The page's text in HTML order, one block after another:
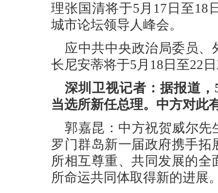
理张国清将于5月17日至18
城市论坛领导人峰会。
应中共中央政治局委员
长尼安蒂将于5月18日至22
深圳卫视记者：据报道
当选所新任总理。中方对此
郭嘉昆：中方祝贺威尔先
罗门群岛新一届政府携手
所相互尊重、共同发展的
所命运共同体取得新的进展